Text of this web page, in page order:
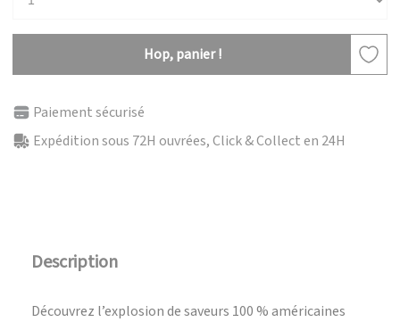
Hop, panier !
Paiement sécurisé
Expédition sous 72H ouvrées, Click & Collect en 24H
Description
Découvrez l’explosion de saveurs 100 % américaines